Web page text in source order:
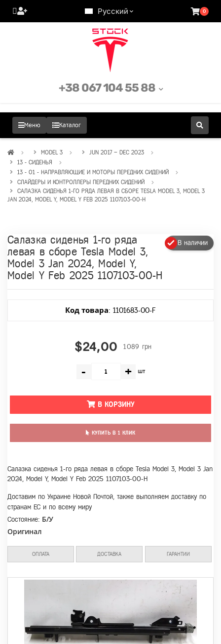
Русский 0
Меню Каталог
+38 067 104 55 88
MODEL 3
JUN 2017 – DEC 2023
13 - СИДЕНЬЯ
13 - 01 - НАПРАВЛЯЮЩИЕ И МОТОРЫ ПЕРЕДНИХ СИДЕНИЙ
СЛАЙДЕРЫ И КОНТРОЛЛЕРЫ ПЕРЕДНИХ СИДЕНИЙ
САЛАЗКА СИДЕНЬЯ 1-ГО РЯДА ЛЕВАЯ В СБОРЕ TESLA MODEL 3, MODEL 3
JAN 2024, MODEL Y, MODEL Y FEB 2025 1107103-00-H
В наличии
Салазка сиденья 1-го ряда
левая в сборе Tesla Model 3,
Model 3 Jan 2024, Model Y,
Model Y Feb 2025 1107103-00-H
Код товара: 1101683-00-F
$24,00 1089 грн
- + шт
В КОРЗИНУ
КУПИТЬ В 1 КЛИК
Салазка сиденья 1-го ряда левая в сборе Tesla Model 3, Model 3 Jan
2024, Model Y, Model Y Feb 2025 1107103-00-H
Доставим по Украине Новой Почтой, также выполняем доставку по
странам ЕС и по всему миру
Состояние: Б/У
Оригинал
ОПЛАТА ДОСТАВКА ГАРАНТИИ